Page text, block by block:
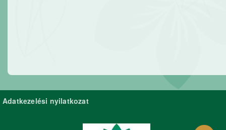
Adatkezelési nyilatkozat